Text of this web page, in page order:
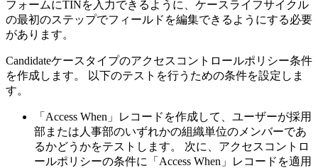
フォームにTINを入力できるように、ケースライフサイクル
の最初のステップでフィールドを編集できるようにする必要
があります。
Candidateケースタイプのアクセスコントロールポリシー条件
を作成します。 以下のテストを行うための条件を設定しま
す。
「Access When」レコードを作成して、ユーザーが採用
部または人事部のいずれかの組織単位のメンバーであ
るかどうかをテストします。 次に、アクセスコントロ
ールポリシーの条件に「Access When」レコードを適用